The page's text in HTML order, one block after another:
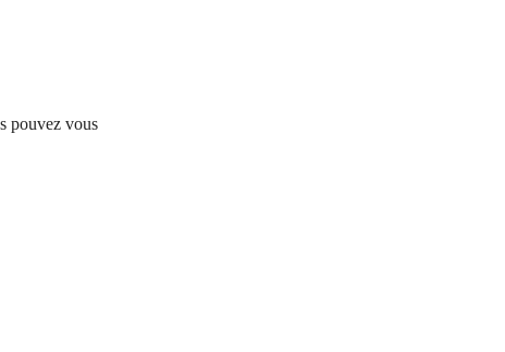
pouvez vous